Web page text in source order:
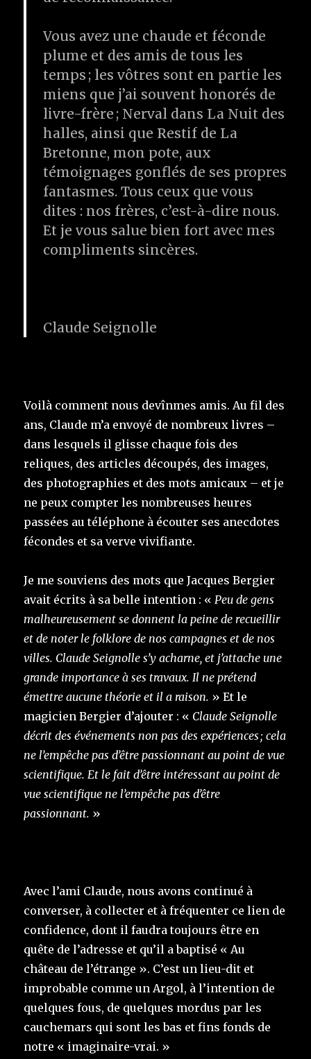
Vous avez une chaude et féconde
plume et des amis de tous les
temps ; les vôtres sont en partie les
miens que j’ai souvent honorés de
livre-frère ; Nerval dans La Nuit des
halles, ainsi que Restif de La
Bretonne, mon pote, aux
témoignages gonflés de ses propres
fantasmes. Tous ceux que vous
dites : nos frères, c’est-à-dire nous.
Et je vous salue bien fort avec mes
compliments sincères.
Claude Seignolle
Voilà comment nous devînmes amis. Au fil des
ans, Claude m’a envoyé de nombreux livres –
dans lesquels il glisse chaque fois des
reliques, des articles découpés, des images,
des photographies et des mots amicaux – et je
ne peux compter les nombreuses heures
passées au téléphone à écouter ses anecdotes
fécondes et sa verve vivifiante.
Je me souviens des mots que Jacques Bergier
avait écrits à sa belle intention : « Peu de gens
malheureusement se donnent la peine de recueillir
et de noter le folklore de nos campagnes et de nos
villes. Claude Seignolle s’y acharne, et j’attache une
grande importance à ses travaux. Il ne prétend
émettre aucune théorie et il a raison. » Et le
magicien Bergier d’ajouter : « Claude Seignolle
décrit des événements non pas des expériences ; cela
ne l’empêche pas d’être passionnant au point de vue
scientifique. Et le fait d’être intéressant au point de
vue scientifique ne l’empêche pas d’être
passionnant. »
Avec l’ami Claude, nous avons continué à
converser, à collecter et à fréquenter ce lien de
confidence, dont il faudra toujours être en
quête de l’adresse et qu’il a baptisé « Au
château de l’étrange ». C’est un lieu-dit et
improbable comme un Argol, à l’intention de
quelques fous, de quelques mordus par les
cauchemars qui sont les bas et fins fonds de
notre « imaginaire-vrai. »